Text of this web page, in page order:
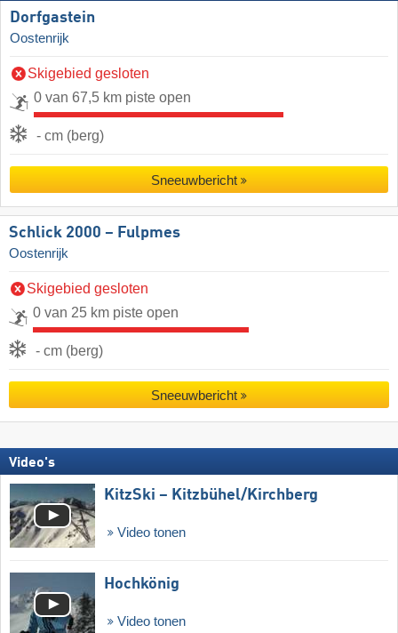
Dorfgastein
Oostenrijk
Skigebied gesloten
0 van 67,5 km piste open
- cm (berg)
Sneeuwbericht
Schlick 2000 – Fulpmes
Oostenrijk
Skigebied gesloten
0 van 25 km piste open
- cm (berg)
Sneeuwbericht
Video's
KitzSki – Kitzbühel/​Kirchberg
Video tonen
Hochkönig
Video tonen